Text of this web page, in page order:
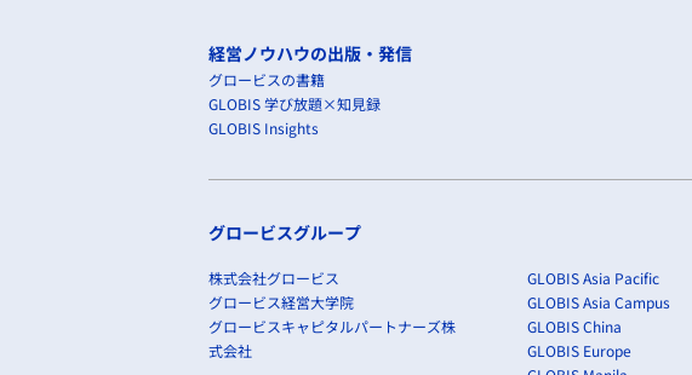
経営ノウハウの出版・発信
グロービスの書籍
GLOBIS 学び放題×知見録
GLOBIS Insights
グロービスグループ
株式会社グロービス
グロービス経営大学院
グロービスキャピタルパートナーズ株
式会社
GLOBIS Asia Pacific
GLOBIS Asia Campus
GLOBIS China
GLOBIS Europe